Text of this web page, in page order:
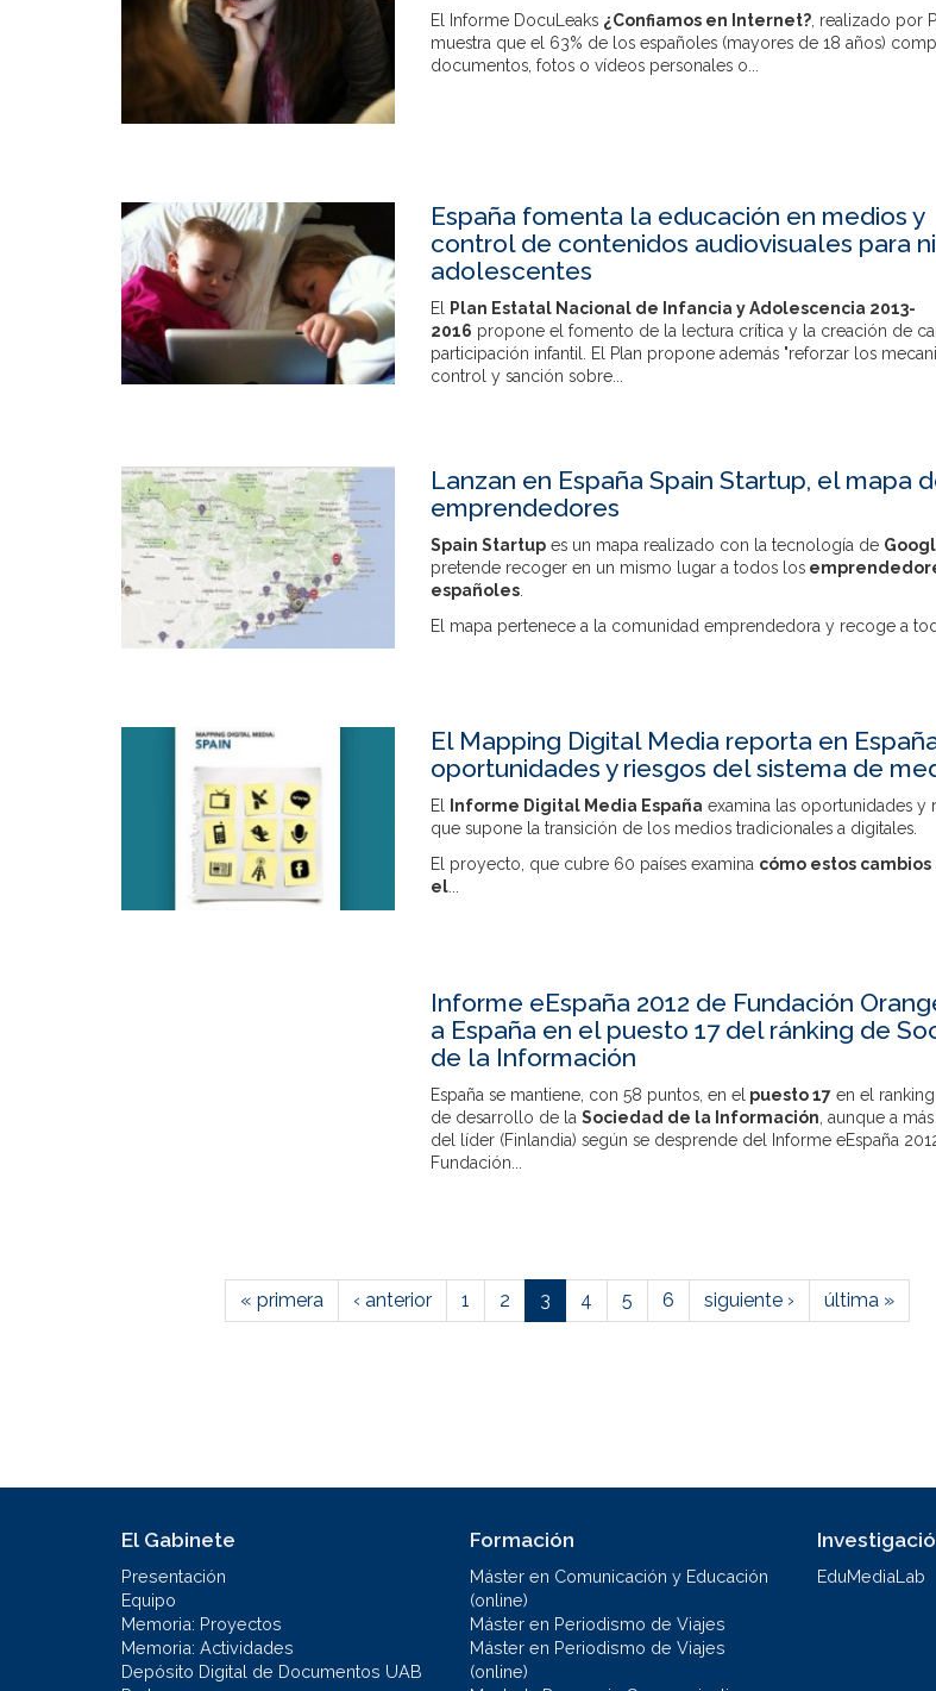
El Informe DocuLeaks ¿Confiamos en Internet?, realizado por
muestra que el 63% de los españoles (mayores de 18 años)
documentos, fotos o vídeos personales o...
España fomenta la educación en medios y
control de contenidos audiovisuales para
adolescentes
El Plan Estatal Nacional de Infancia y Adolescencia 2013-
2016 propone el fomento de la lectura crítica y la creación de
participación infantil. El Plan propone además "reforzar los
control y sanción sobre...
Lanzan en España Spain Startup, el mapa
emprendedores
Spain Startupes un mapa realizado con la tecnología de
pretende recoger en un mismo lugar a todos los
españoles.
El mapa pertenece a la comunidad emprendedora y recoge a
El Mapping Digital Media reporta en
oportunidades y riesgos del sistema de
El Informe Digital Media España examina las oportunidades y
que supone la transición de los medios tradicionales a digitales.
El proyecto, que cubre 60 países examina cómo estos
el...
Informe eEspaña 2012 de Fundación
a España en el puesto 17 del ránking de
de la Información
España se mantiene, con 58 puntos, en el puesto 17en el
de desarrollo de la Sociedad de la Información , aunque a
del líder (Finlandia) según se desprende del Informe eEspaña
Fundación...
« primera ‹ anterior 1 2 3 4 5 6 siguiente › última »
El Gabinete
Presentación
Equipo
Memoria: Proyectos
Memoria: Actividades
Depósito Digital de Documentos UAB
Formación
Máster en Comunicación y Educación
(online)
Máster en Periodismo de Viajes
Máster en Periodismo de Viajes
(online)
EduMediaLab